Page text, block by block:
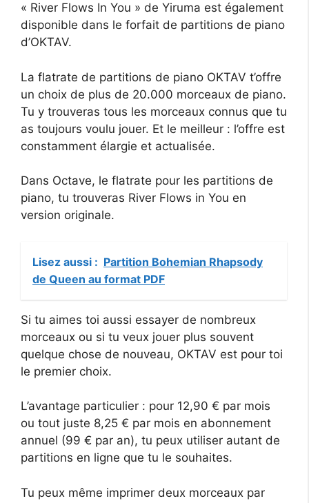
« River Flows In You » de Yiruma est également
disponible dans le forfait de partitions de piano
d’OKTAV.
La flatrate de partitions de piano OKTAV t’offre
un choix de plus de 20.000 morceaux de piano.
Tu y trouveras tous les morceaux connus que tu
as toujours voulu jouer. Et le meilleur : l’offre est
constamment élargie et actualisée.
Dans Octave, le flatrate pour les partitions de
piano, tu trouveras River Flows in You en
version originale.
Lisez aussi : Partition Bohemian Rhapsody
de Queen au format PDF
Si tu aimes toi aussi essayer de nombreux
morceaux ou si tu veux jouer plus souvent
quelque chose de nouveau, OKTAV est pour toi
le premier choix.
L’avantage particulier : pour 12,90 € par mois
ou tout juste 8,25 € par mois en abonnement
annuel (99 € par an), tu peux utiliser autant de
partitions en ligne que tu le souhaites.
Tu peux même imprimer deux morceaux par